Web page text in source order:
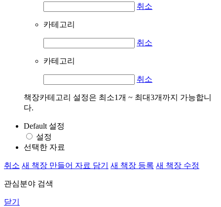
취소
카테고리
취소
카테고리
취소
책장카테고리 설정은 최소1개 ~ 최대3개까지 가능합니
다.
Default 설정
설정
선택한 자료
취소 새 책장 만들어 자료 담기 새 책장 등록 새 책장 수정
관심분야 검색
닫기